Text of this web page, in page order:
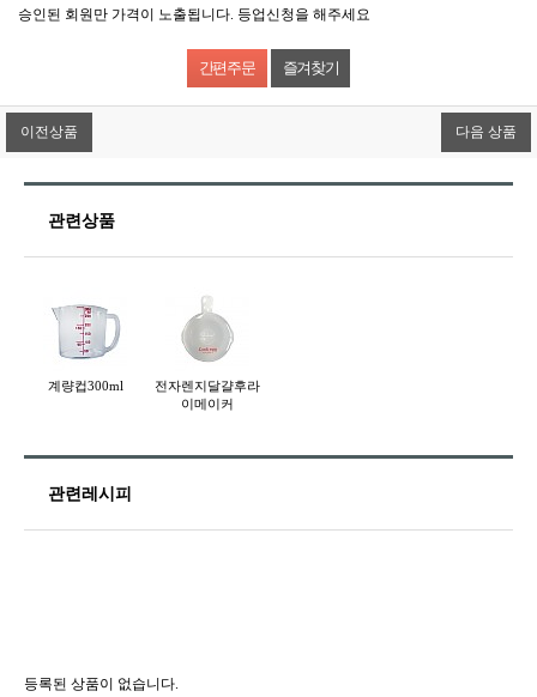
승인된 회원만 가격이 노출됩니다. 등업신청을 해주세요
즐겨찾기
이전상품 다음 상품
관련상품
계량컵300ml
전자렌지달걀후라
이메이커
관련레시피
등록된 상품이 없습니다.